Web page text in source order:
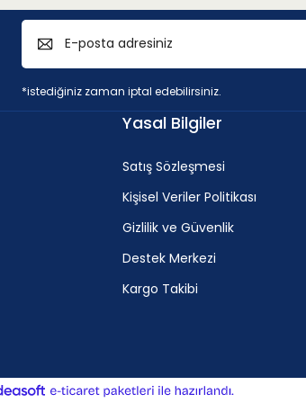
*istediğiniz zaman iptal edebilirsiniz.
Yasal Bilgiler
Satış Sözleşmesi
Kişisel Veriler Politikası
Gizlilik ve Güvenlik
Destek Merkezi
Kargo Takibi
ideasoft
e-